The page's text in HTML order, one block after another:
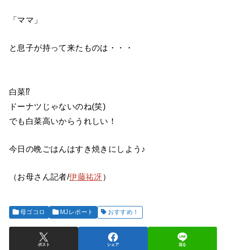
「ママ」
と息子が持って来たものは・・・
白菜⁉
ドーナツじゃないのね(笑)
でも白菜高いからうれしい！
今日の晩ごはんはすき焼きにしよう♪
（お母さん記者/伊藤祐冴）
母ゴコロ MJレポート おすすめ！
ポスト シェア 送る